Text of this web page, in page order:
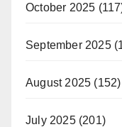
October 2025
September 2025
August 2025 (152)
July 2025(201)